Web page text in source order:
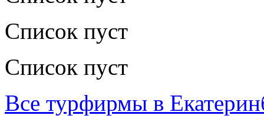
Список пуст
Список пуст
Все турфирмы в